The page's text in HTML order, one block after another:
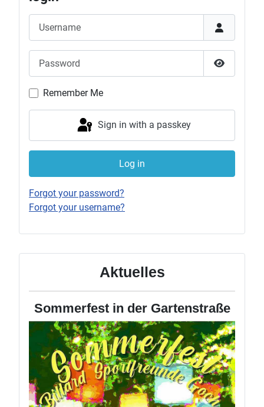
Aktuelles
Sommerfest in der Gartenstraße
Show
Remember Me
Sign in with a passkey
Log in
Forgot your password?
Forgot your username?